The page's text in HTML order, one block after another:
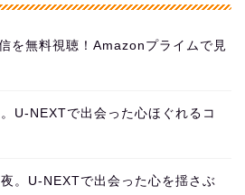
を無料視聴！Amazonプライムで見
U-NEXTで出会った心ほぐれるコ
。U-NEXTで出会った心を揺さぶ